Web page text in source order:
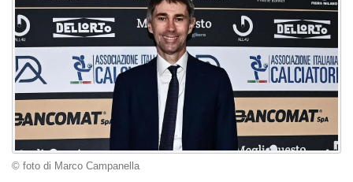
© foto di Marco Campanella